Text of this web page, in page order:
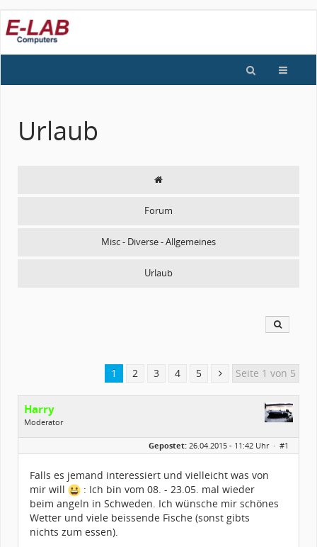
Urlaub
Forum
Misc - Diverse - Allgemeines
Urlaub
1 2 3 4 5 Seite 1 von 5
Harry
Moderator
Geschlecht:
zwischen Augsburg und Ulm
Alter:
61
Dabei seit:
03 / 2003
Gepostet: 26.04.2015 - 11:42 Uhr · #1
Falls es jemand interessiert und vielleicht was von
mir will
: Ich bin vom 08. - 23.05. mal wieder
beim angeln in Schweden. Ich wünsche mir schönes
Wetter und viele beissende Fische (sonst gibts
nichts zum essen).